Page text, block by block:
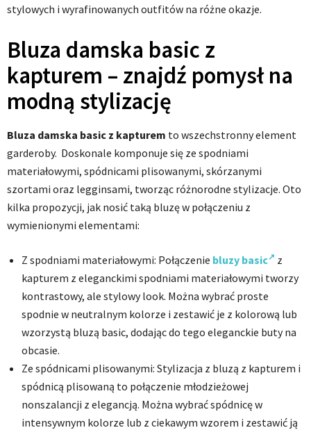
stylowych i wyrafinowanych outfitów na różne okazje.
Bluza damska basic z
kapturem – znajdź pomysł na
modną stylizację
Bluza damska basic z kapturem to wszechstronny element
garderoby. Doskonale komponuje się ze spodniami
materiałowymi, spódnicami plisowanymi, skórzanymi
szortami oraz legginsami, tworząc różnorodne stylizacje. Oto
kilka propozycji, jak nosić taką bluzę w połączeniu z
wymienionymi elementami:
Z spodniami materiałowymi: Połączenie bluzy basic
z
kapturem z eleganckimi spodniami materiałowymi tworzy
kontrastowy, ale stylowy look. Można wybrać proste
spodnie w neutralnym kolorze i zestawić je z kolorową lub
wzorzystą bluzą basic, dodając do tego eleganckie buty na
obcasie.
Ze spódnicami plisowanymi: Stylizacja z bluzą z kapturem i
spódnicą plisowaną to połączenie młodzieżowej
nonszalancji z elegancją. Można wybrać spódnicę w
intensywnym kolorze lub z ciekawym wzorem i zestawić ją